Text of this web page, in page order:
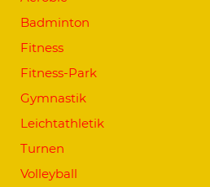
Badminton
Fitness
Fitness-Park
Gymnastik
Leichtathletik
Turnen
Volleyball